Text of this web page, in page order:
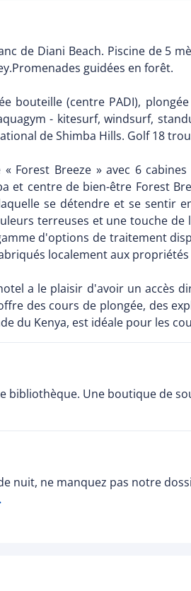
de Diani Beach. Piscine de 5
guidées en forêt.
bouteille (centre PADI),
- kitesurf, windsurf,
de Shimba Hills. Golf 18
Forest Breeze » avec 6
et centre de bien-être Forest
se détendre et se sentir
terreuses et une touche
d'options de traitement
localement aux
a le plaisir d'avoir un accès
des cours de plongée, des
du Kenya, est idéale pour les
bibliothèque. Une boutique de
nuit, ne manquez pas notre